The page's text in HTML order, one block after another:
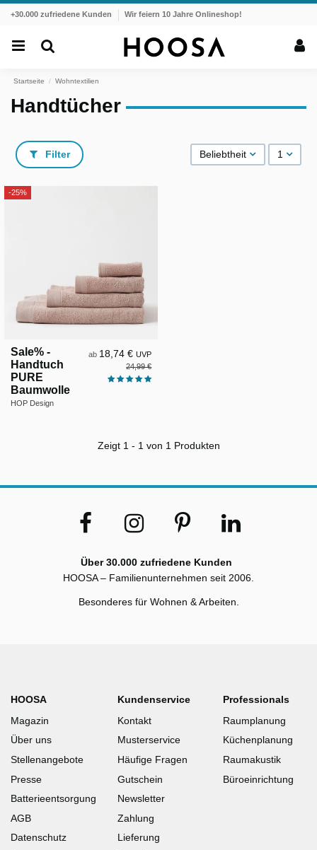
+30.000 zufriedene Kunden Wir feiern 10 Jahre Onlineshop!
Startseite Wohntextilien
Handtücher
Filter Beliebtheit 1
-25%
Sale% -
Handtuch
PURE
Baumwolle
HOP Design
ab 18,74 €UVP
24,99 €
Zeigt 1 - 1 von 1 Produkten
Über 30.000 zufriedene Kunden
HOOSA – Familienunternehmen seit 2006.
Besonderes für Wohnen & Arbeiten.
HOOSA
Magazin
Über uns
Stellenangebote
Presse
Batterieentsorgung
AGB
Datenschutz
Kundenservice
Kontakt
Musterservice
Häufige Fragen
Gutschein
Newsletter
Zahlung
Lieferung
Professionals
Raumplanung
Küchenplanung
Raumakustik
Büroeinrichtung